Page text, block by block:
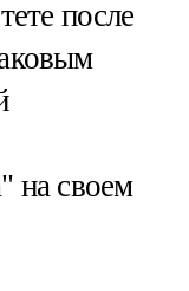
после
на своем